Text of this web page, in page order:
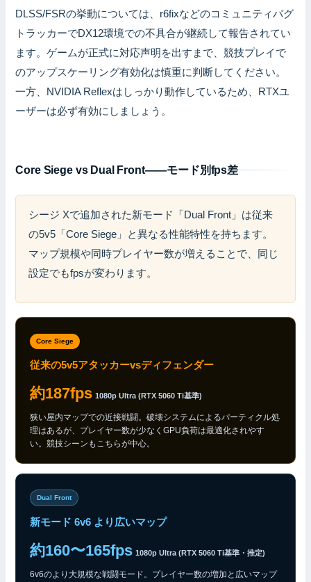
DLSS/FSRの挙動については、r6fixなどのコミュニティバグ
トラッカーでDX12環境での不具合が継続して報告されてい
ます。ゲームが正式に対応声明を出すまで、競技プレイで
のアップスケーリング有効化は慎重に判断してください。
一方、NVIDIA Reflexはしっかり動作しているため、RTXユ
ーザーは必ず有効にしましょう。
Core Siege vs Dual Front——モード別fps差
シージ Xで追加された新モード「Dual Front」は従来
の5v5「Core Siege」と異なる性能特性を持ちます。
マップ規模や同時プレイヤー数が増えることで、同じ
設定でもfpsが変わります。
Core Siege
従来の5v5アタッカーvsディフェンダー
約187fps 1080p Ultra (RTX 5060 Ti基準)
狭い屋内マップでの近接戦闘。破壊システムによるパーティクル処
理はあるが、プレイヤー数が少なくGPU負荷は最適化されやす
い。競技シーンもこちらが中心。
Dual Front
新モード 6v6 より広いマップ
約160〜165fps 1080p Ultra (RTX 5060 Ti基準・推定)
6v6のより大規模な戦闘モード。プレイヤー数の増加と広いマップ